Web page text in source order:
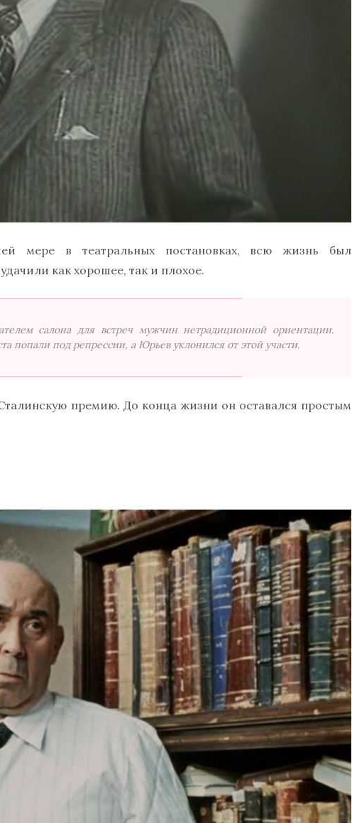
мере в театральных постановках, всю жизнь был
как хорошее, так и плохое.
салона для встреч мужчин нетрадиционной ориентации.
попали под репрессии, а Юрьев уклонился от этой участи.
премию. До конца жизни он оставался простым